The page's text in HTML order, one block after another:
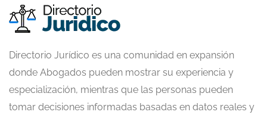
Directorio Jurídico es una comunidad en expansión
donde Abogados pueden mostrar su experiencia y
especialización, mientras que las personas pueden
tomar decisiones informadas basadas en datos reales y